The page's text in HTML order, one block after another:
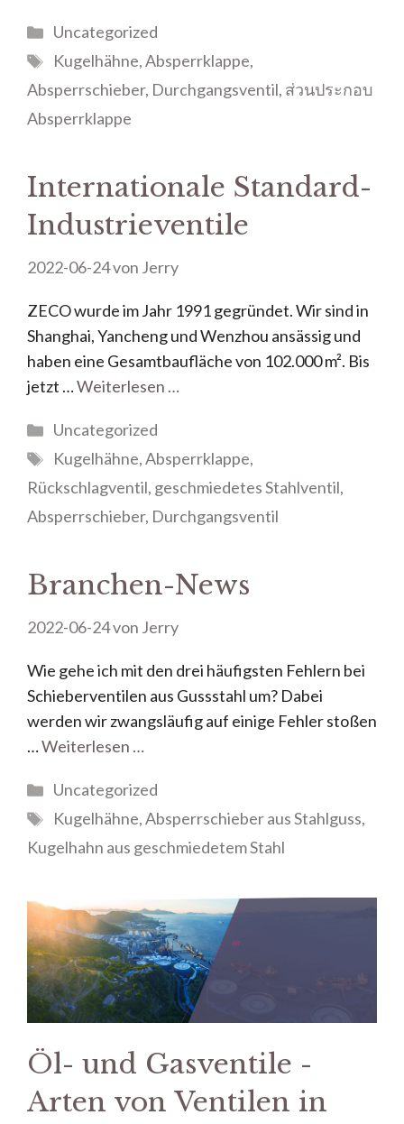
Uncategorized
Kugelhähne,Absperrklappe,
Absperrschieber, Durchgangsventil, ส่วนประกอบ
Absperrklappe
Internationale Standard-
Industrieventile
2022-06-24von Jerry
ZECO wurde im Jahr 1991 gegründet. Wir sind in
Shanghai, Yancheng und Wenzhou ansässig und
haben eine Gesamtbaufläche von 102.000 m². Bis
jetzt …Weiterlesen …
Uncategorized
Kugelhähne,Absperrklappe,
Rückschlagventil, geschmiedetes Stahlventil,
Absperrschieber, Durchgangsventil
Branchen-News
2022-06-24von Jerry
Wie gehe ich mit den drei häufigsten Fehlern bei
Schieberventilen aus Gussstahl um? Dabei
werden wir zwangsläufig auf einige Fehler stoßen
…Weiterlesen …
Uncategorized
Kugelhähne,Absperrschieber aus Stahlguss,
Kugelhahn aus geschmiedetem Stahl
Öl- und Gasventile -
Arten von Ventilen in